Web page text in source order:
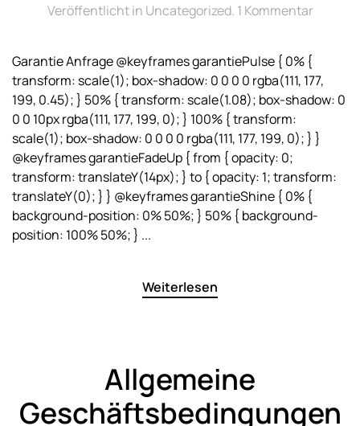
Veröffentlicht in Uncategorized. 1 Kommentarzu
Garantie Anfrage @keyframes garantiePulse { 0% {
transform: scale(1); box-shadow: 0 0 0 0 rgba(111, 177,
199, 0.45); } 50% { transform: scale(1.08); box-shadow: 0
0 0 10px rgba(111, 177, 199, 0); } 100% { transform:
scale(1); box-shadow: 0 0 0 0 rgba(111, 177, 199, 0); } }
@keyframes garantieFadeUp { from { opacity: 0;
transform: translateY(14px); } to { opacity: 1; transform:
translateY(0); } } @keyframes garantieShine { 0% {
background-position: 0% 50%; } 50% { background-
position: 100% 50%; } ...
Weiterlesen
Allgemeine
Geschäftsbedingungen